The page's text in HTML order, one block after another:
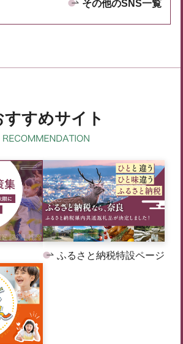
その他のSNS一覧
すすめサイト
ふるさと納税特設ページ